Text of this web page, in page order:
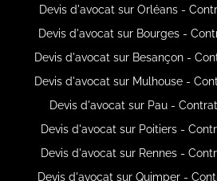
Devis d'avocat sur Orléans -
Devis d'avocat sur Bourges -
Devis d'avocat sur Besançon -
Devis d'avocat sur Mulhouse -
Devis d'avocat sur Pau -
Devis d'avocat sur Poitiers -
Devis d'avocat sur Rennes -
Devis d'avocat sur Quimper -